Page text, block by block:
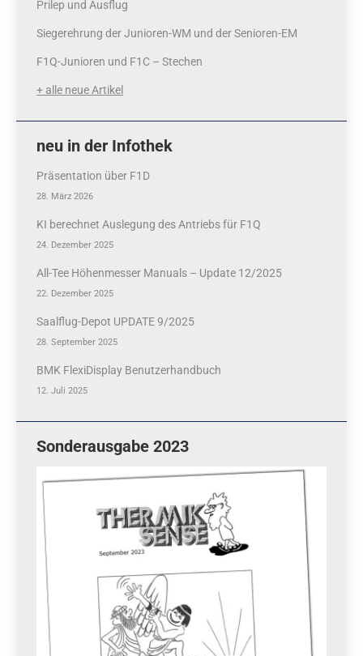
Prilep und Ausflug
Siegerehrung der Junioren-WM und der Senioren-EM
F1Q-Junioren und F1C – Stechen
+ alle neue Artikel
neu in der Infothek
Präsentation über F1D
28. März 2026
KI berechnet Auslegung des Antriebs für F1Q
24. Dezember 2025
All-Tee Höhenmesser Manuals – Update 12/2025
22. Dezember 2025
Saalflug-Depot UPDATE 9/2025
28. September 2025
BMK FlexiDisplay Benutzerhandbuch
12. Juli 2025
Sonderausgabe 2023